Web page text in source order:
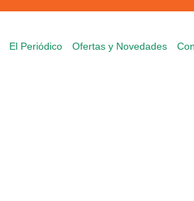
El Periódico Ofertas y Novedades